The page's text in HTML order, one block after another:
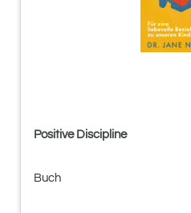
Positive Discipline
Buch